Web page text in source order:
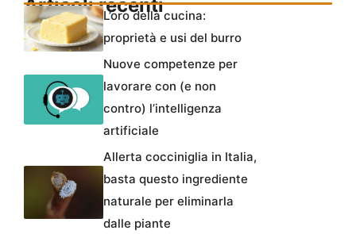
Articoli recenti
L’oro della cucina:
proprietà e usi del burro
Nuove competenze per
lavorare con (e non
contro) l’intelligenza
artificiale
Allerta cocciniglia in Italia,
basta questo ingrediente
naturale per eliminarla
dalle piante